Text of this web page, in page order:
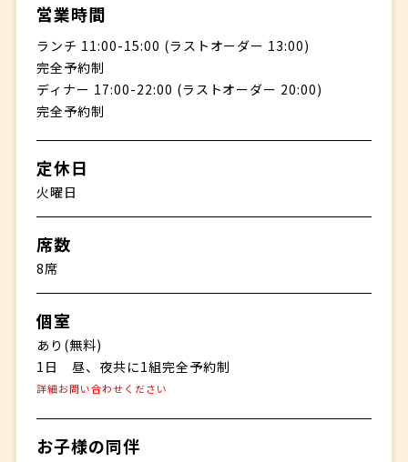
営業時間
ランチ 11:00-15:00 (ラストオーダー 13:00)
完全予約制
ディナー 17:00-22:00 (ラストオーダー 20:00)
完全予約制
定休日
火曜日
席数
8席
個室
あり(無料)
1日 昼、夜共に1組完全予約制
詳細お問い合わせください
お子様の同伴